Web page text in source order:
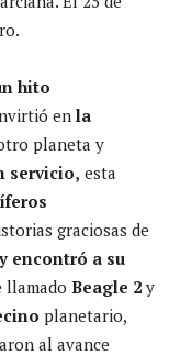
hito
enla
planeta y
servicio, esta
graciosas de
encontró a su
llamado Beagle 2 y
planetario,
al avance